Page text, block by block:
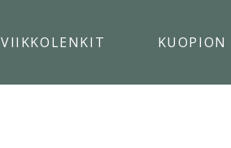
VIIKKOLENKIT KUOPION